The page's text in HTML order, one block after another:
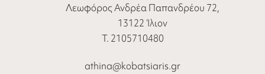
Λεωφόρος Ανδρέα Παπανδρέου 72,
13122 Ίλιον
Τ. 2105710480
athina@kobatsiaris.gr